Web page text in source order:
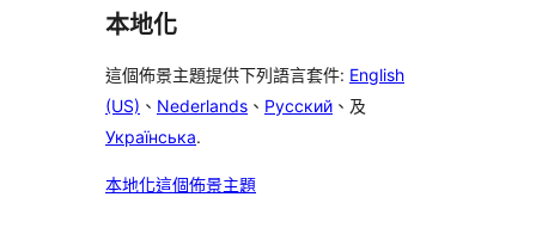
本地化
這個佈景主題提供下列語言套件: English
(US) 、 Nederlands 、 Русский 、及
Українська.
本地化這個佈景主題